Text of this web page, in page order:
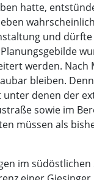
hatte,
und
werden. Nach
bleiben.
denen der
sowie im
müssen als
im südöstlichen